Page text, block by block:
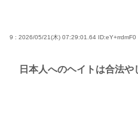
9 : 2026/05/21(木) 07:29:01.64 ID:eY+rrdmF0
日本人へのヘイトは合法や